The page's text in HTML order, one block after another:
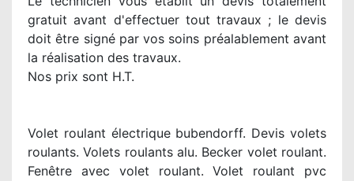
gratuit avant d'effectuer tout travaux ; le devis
doit être signé par vos soins préalablement avant
la réalisation des travaux.
Nos prix sont H.T.
Volet roulant électrique bubendorff. Devis volets
roulants. Volets roulants alu. Becker volet roulant.
Fenêtre avec volet roulant. Volet roulant pvc